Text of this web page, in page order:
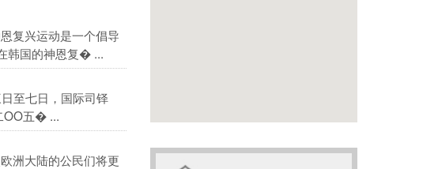
复兴运动是一个倡导
韩国的神恩复� ...
至七日，国际司铎
OO五� ...
洲大陆的公民们将更